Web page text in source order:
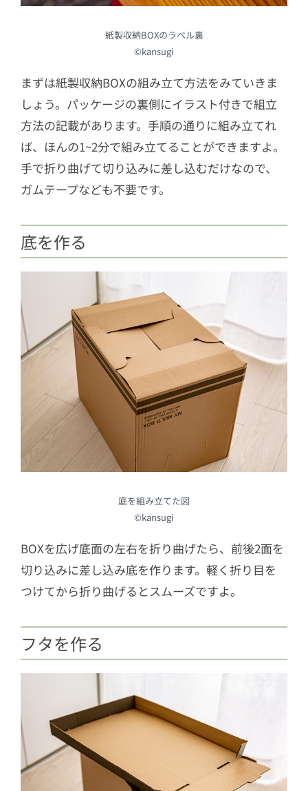
紙製収納BOXのラベル裏
©kansugi
まずは紙製収納BOXの組み立て方法をみていきま
しょう。パッケージの裏側にイラスト付きで組立
方法の記載があります。手順の通りに組み立てれ
ば、ほんの1~2分で組み立てることができますよ。
手で折り曲げて切り込みに差し込むだけなので、
ガムテープなども不要です。
底を作る
底を組み立てた図
©kansugi
BOXを広げ底面の左右を折り曲げたら、前後2面を
切り込みに差し込み底を作ります。軽く折り目を
つけてから折り曲げるとスムーズですよ。
フタを作る